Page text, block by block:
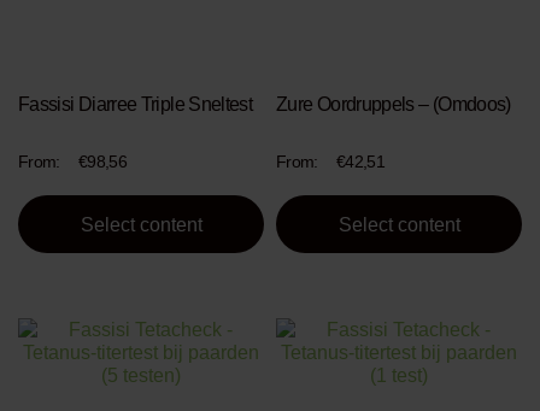
Fassisi Diarree Triple Sneltest
From: €98,56
Select content
on
product
page
Zure Oordruppels – (Omdoos)
From: €42,51
Select content
on
product
page